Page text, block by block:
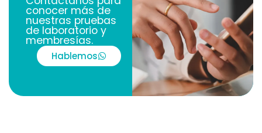
conocer más de
nuestras pruebas
de laboratorio y
membresías.
Hablemos